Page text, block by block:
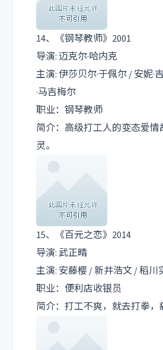
14、《钢琴教师》2001
导演: 迈克尔·哈内克
主演: 伊莎贝尔·于佩尔 / 安妮·
·马吉梅尔
职业：钢琴教师
简介：高级打工人的变态爱
灵。
15、《百元之恋》2014
导演: 武正晴
主演: 安藤樱 / 新井浩文 / 稻川
职业：便利店收银员
简介：打工不爽，就去打拳，